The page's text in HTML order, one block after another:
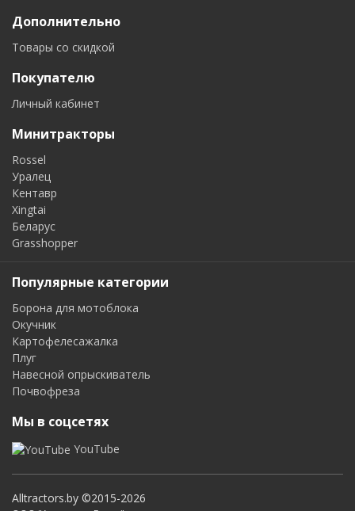
Дополнительно
Товары со скидкой
Покупателю
Личный кабинет
Минитракторы
Rossel
Уралец
Кентавр
Xingtai
Беларус
Grasshopper
Популярные категории
Борона для мотоблока
Окучник
Картофелесажалка
Плуг
Навесной опрыскиватель
Почвофреза
Мы в соцсетях
YouTube
Alltractors.by ©2015-2026